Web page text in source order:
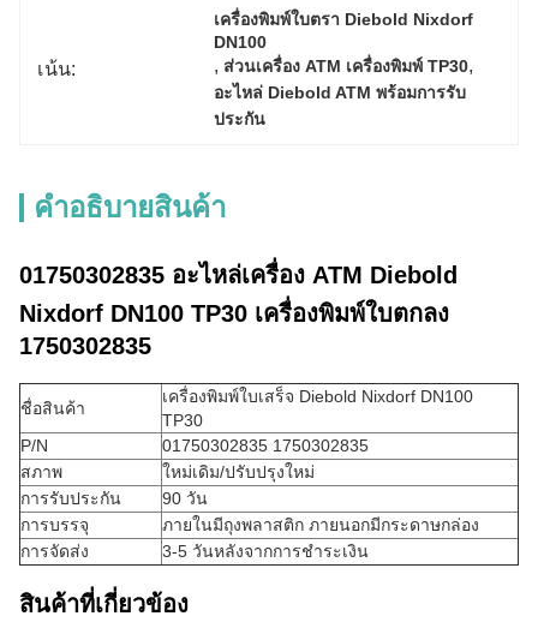
เน้น:
เครื่องพิมพ์ใบตรา Diebold Nixdorf
DN100
, ส่วนเครื่อง ATM เครื่องพิมพ์ TP30,
อะไหล่ Diebold ATM พร้อมการรับ
ประกัน
คําอธิบายสินค้า
01750302835 อะไหล่เครื่อง ATM Diebold
Nixdorf DN100 TP30 เครื่องพิมพ์ใบตกลง
1750302835
ชื่อสินค้า
เครื่องพิมพ์ใบเสร็จ Diebold Nixdorf DN100
TP30
P/N
01750302835 1750302835
สภาพ
ใหม่เดิม/ปรับปรุงใหม่
การรับประกัน
90 วัน
การบรรจุ
ภายในมีถุงพลาสติก ภายนอกมีกระดาษกล่อง
การจัดส่ง
3-5 วันหลังจากการชําระเงิน
สินค้าที่เกี่ยวข้อง